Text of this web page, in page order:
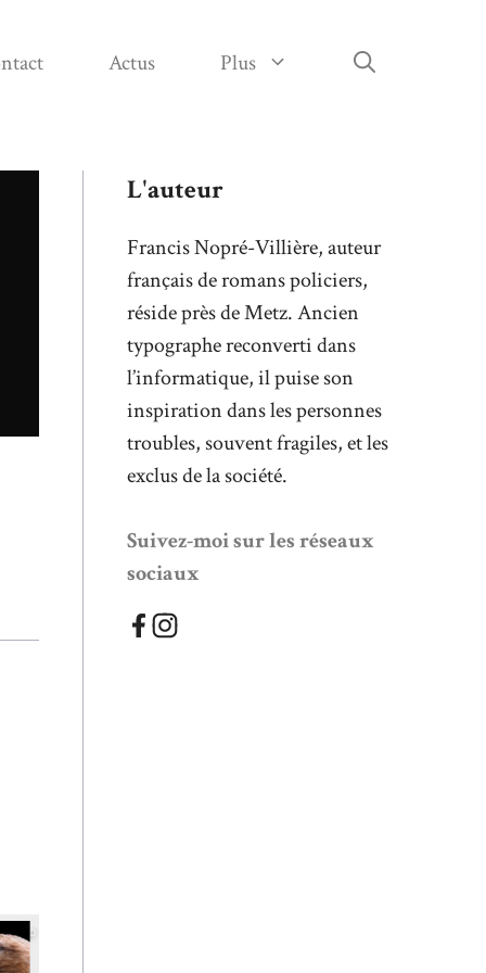
Actus Plus
L'auteur
Francis Nopré-Villière, auteur
français de romans policiers,
réside près de Metz. Ancien
typographe reconverti dans
l’informatique, il puise son
inspiration dans les personnes
troubles, souvent fragiles, et les
exclus de la société.
Suivez-moi sur les réseaux
sociaux